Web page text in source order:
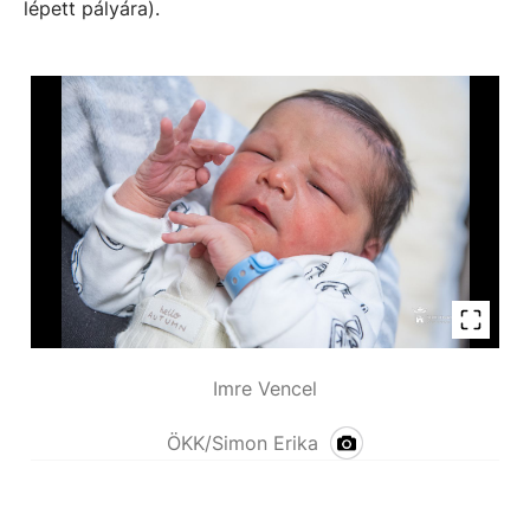
lépett pályára).
Imre Vencel
ÖKK/Simon Erika